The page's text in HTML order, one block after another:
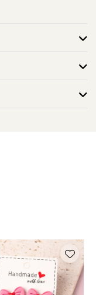
perioadă a
imperfecțiuni,